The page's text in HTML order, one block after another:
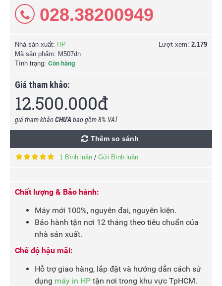
028.38200949
Lượt xem: 2.179
Nhà sản xuất: HP
Mã sản phẩm: M507dn
Tình trạng: Còn hàng
Giá tham khảo:
12.500.000đ
giá tham khảoCHƯA bao gồm 8% VAT
Thêm so sánh
1 Bình luận / Gửi Bình luận
Chất lượng & Bảo hành:
Máy mới 100%, nguyên đai, nguyên kiện.
Bảo hành tận nơi 12 tháng theo tiêu chuẩn của
nhà sản xuất.
Chế độ hậu mãi:
Hỗ trợ giao hàng, lắp đặt và hướng dẫn cách sử
dụng máy in HP tận nơi trong khu vực TpHCM.